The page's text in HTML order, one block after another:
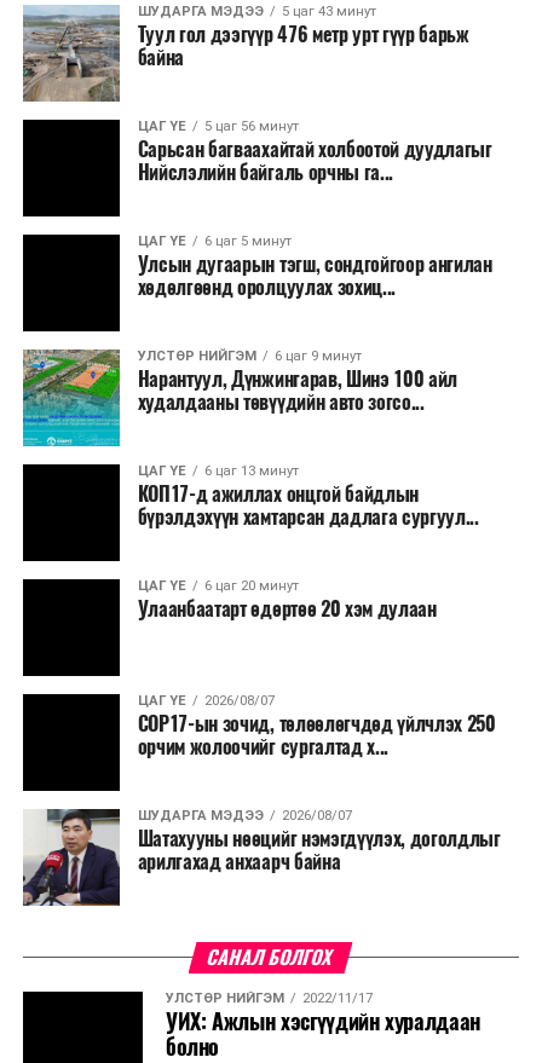
Тэрбээр шатахууны нөөц, түгээлтийн мэдээллийг
иргэдэд ил тод хүргэж, 33 жилийн дараа анх удаа
хэрэгжиж буй шатахуун нөөцлөх 22 сав, агуулахын
барилгын ажлын явцыг Засгийн газар болон олон
нийтэд тогтмол мэдээлэхийг үүрэг болгожээ.
сэргийлэх талаар авах зарим арга хэмжээний тухай”
Засгийн газрын тогтоолоор бүх төрлийн шатахууны
импортын гаалийн албан татварыг 2027 оны
Мөн газрын тосны бүтээгдэхүүн, шатахууныг хилээр
шуурхай нэвтрүүлэх, тээвэрлэх, буулгах, гадаад
вагонцистерний ашиглалтын төлбөр, хураамжийг
хөнгөвчлөх, шаардлага хангасан зөвшөөрлийн
хүсэлтийг түргэн шийдвэрлэх, шатахууны
нийлүүлэлтийн тогтвортой байдлыг хангахыг
ШУДАРГА МЭДЭЭ 5 цаг 43 минут
Туул гол дээгүүр 476 метр урт гүүр барьж
байна
ЦАГ ҮЕ 5 цаг 56 минут
Сарьсан багваахайтай холбоотой дуудлагыг
Нийслэлийн байгаль орчны га...
ЦАГ ҮЕ 6 цаг 5 минут
Улсын дугаарын тэгш, сондгойгоор ангилан
хөдөлгөөнд оролцуулах зохиц...
УЛСТӨР НИЙГЭМ 6 цаг 9 минут
Нарантуул, Дүнжингарав, Шинэ 100 айл
худалдааны төвүүдийн авто зогсо...
ЦАГ ҮЕ 6 цаг 13 минут
КОП17-д ажиллах онцгой байдлын
бүрэлдэхүүн хамтарсан дадлага сургуул...
ЦАГ ҮЕ 6 цаг 20 минут
Улаанбаатарт өдөртөө 20 хэм дулаан
ЦАГ ҮЕ 2026/08/07
COP17-ын зочид, төлөөлөгчдөд үйлчлэх 250
орчим жолоочийг сургалтад х...
ШУДАРГА МЭДЭЭ 2026/08/07
Шатахууны нөөцийг нэмэгдүүлэх, доголдлыг
арилгахад анхаарч байна
САНАЛ БОЛГОХ
УЛСТӨР НИЙГЭМ 2022/11/17
УИХ: Ажлын хэсгүүдийн хуралдаан
болно